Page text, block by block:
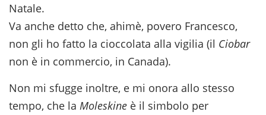
Natale.
Va anche detto che, ahimè, povero Francesco,
non gli ho fatto la cioccolata alla vigilia (il Ciobar
non è in commercio, in Canada).
Non mi sfugge inoltre, e mi onora allo stesso
tempo, che la Moleskine è il simbolo per